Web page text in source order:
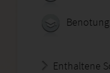
Enthaltene